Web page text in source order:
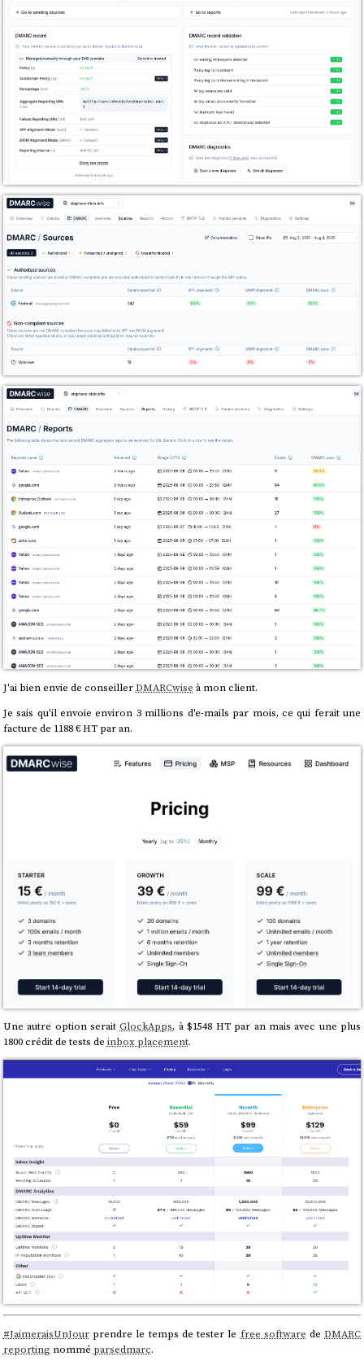
J'ai bien envie de conseillerDMARCwise à mon client.
Je sais qu'il envoie environ 3 millions d'e-mails par mois, ce qui ferait une
facture de 1188 € HT par an.
Une autre option seraitGlockApps, à $1548 HT par an mais avec une plus
1800 crédit de tests de inbox placement.
#JaimeraisUnJourprendre le temps de tester le free software deDMARC
reporting nommé parsedmarc.